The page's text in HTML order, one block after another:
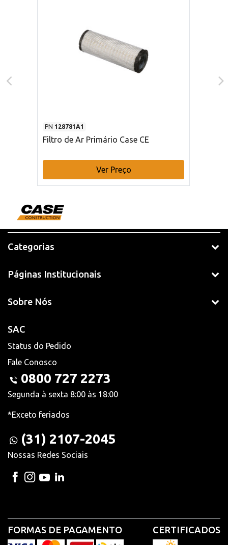
PN 128781A1
Filtro de Ar Primário Case CE
Ver Preço
Categorias
Páginas Institucionais
Sobre Nós
SAC
Status do Pedido
Fale Conosco
0800 727 2273
Segunda à sexta 8:00 às 18:00
*Exceto feriados
(31) 2107-2045
Nossas Redes Sociais
FORMAS DE PAGAMENTO CERTIFICADOS